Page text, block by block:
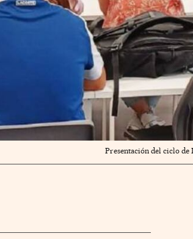
Presentación del ciclo de